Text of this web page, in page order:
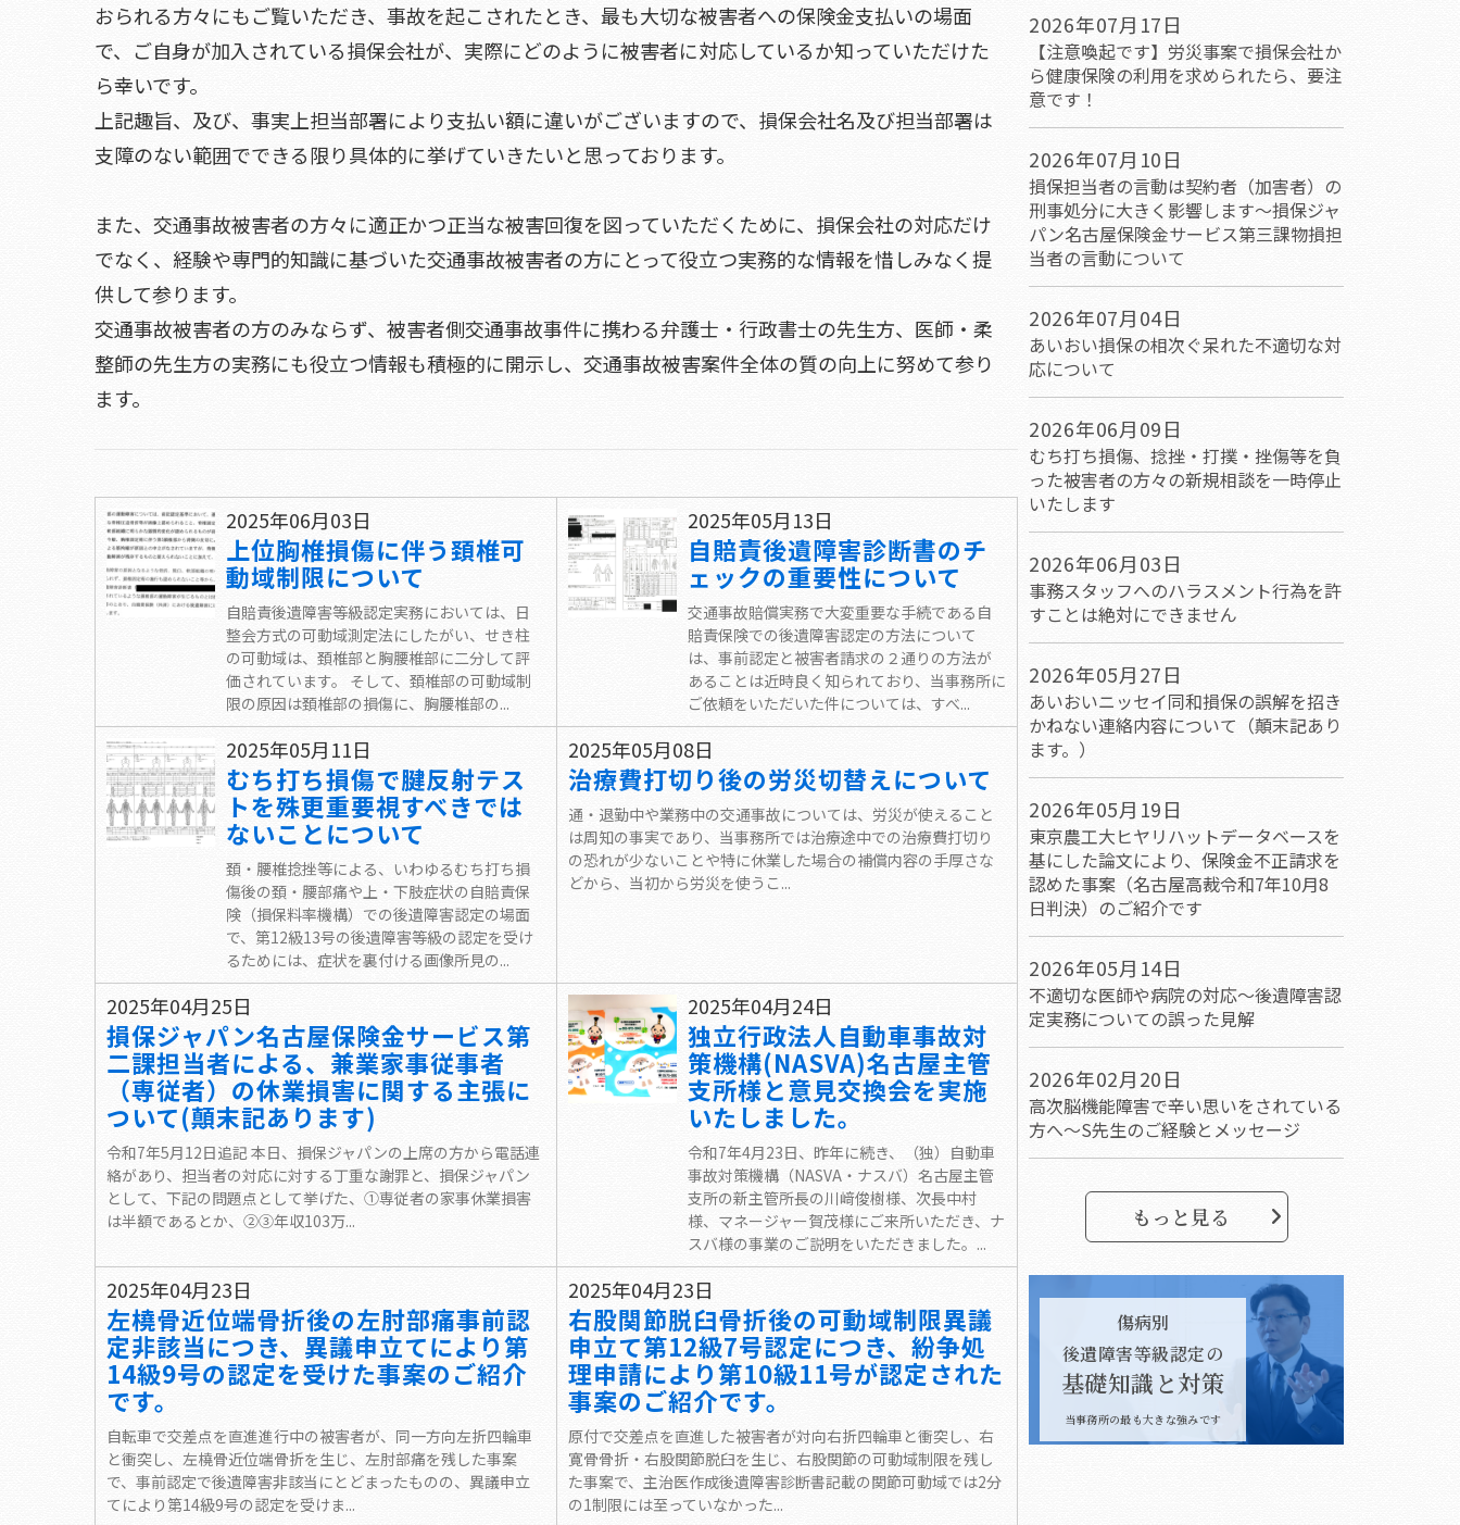
おられる方々にもご覧いただき、事故を起こされたとき、最も大切な被害者への保険金支払いの場面
で、ご自身が加入されている損保会社が、実際にどのように被害者に対応しているか知っていただけた
ら幸いです。
上記趣旨、及び、事実上担当部署により支払い額に違いがございますので、損保会社名及び担当部署は
支障のない範囲でできる限り具体的に挙げていきたいと思っております。
また、交通事故被害者の方々に適正かつ正当な被害回復を図っていただくために、損保会社の対応だけ
でなく、経験や専門的知識に基づいた交通事故被害者の方にとって役立つ実務的な情報を惜しみなく提
供して参ります。
交通事故被害者の方のみならず、被害者側交通事故事件に携わる弁護士・行政書士の先生方、医師・柔
整師の先生方の実務にも役立つ情報も積極的に開示し、交通事故被害案件全体の質の向上に努めて参り
ます。
2025年06月03日
上位胸椎損傷に伴う頚椎可
動域制限について
自賠責後遺障害等級認定実務においては、日
整会方式の可動域測定法にしたがい、せき柱
の可動域は、頚椎部と胸腰椎部に二分して評
価されています。 そして、頚椎部の可動域制
限の原因は頚椎部の損傷に、胸腰椎部の...
2025年05月13日
自賠責後遺障害診断書のチ
ェックの重要性について
交通事故賠償実務で大変重要な手続である自
賠責保険での後遺障害認定の方法について
は、事前認定と被害者請求の２通りの方法が
あることは近時良く知られており、当事務所に
ご依頼をいただいた件については、すべ...
2025年05月11日
むち打ち損傷で腱反射テス
トを殊更重要視すべきでは
ないことについて
頚・腰椎捻挫等による、いわゆるむち打ち損
傷後の頚・腰部痛や上・下肢症状の自賠責保
険（損保料率機構）での後遺障害認定の場面
で、第12級13号の後遺障害等級の認定を受け
るためには、症状を裏付ける画像所見の...
2025年05月08日
治療費打切り後の労災切替えについて
通・退勤中や業務中の交通事故については、労災が使えること
は周知の事実であり、当事務所では治療途中での治療費打切り
の恐れが少ないことや特に休業した場合の補償内容の手厚さな
どから、当初から労災を使うこ...
2025年04月25日
損保ジャパン名古屋保険金サービス第
二課担当者による、兼業家事従事者
（専従者）の休業損害に関する主張に
ついて(顛末記あります)
令和7年5月12日追記 本日、損保ジャパンの上席の方から電話連
絡があり、担当者の対応に対する丁重な謝罪と、損保ジャパン
として、下記の問題点として挙げた、①専従者の家事休業損害
は半額であるとか、②③年収103万...
2025年04月24日
独立行政法人自動車事故対
策機構(NASVA)名古屋主管
支所様と意見交換会を実施
いたしました。
令和7年4月23日、昨年に続き、（独）自動車
事故対策機構（NASVA・ナスバ）名古屋主管
支所の新主管所長の川﨑俊樹様、次長中村
様、マネージャー賀茂様にご来所いただき、ナ
スバ様の事業のご説明をいただきました。...
2025年04月23日
左橈骨近位端骨折後の左肘部痛事前認
定非該当につき、異議申立てにより第
14級9号の認定を受けた事案のご紹介
です。
自転車で交差点を直進進行中の被害者が、同一方向左折四輪車
と衝突し、左橈骨近位端骨折を生じ、左肘部痛を残した事案
で、事前認定で後遺障害非該当にとどまったものの、異議申立
てにより第14級9号の認定を受けま...
2025年04月23日
右股関節脱臼骨折後の可動域制限異議
申立て第12級7号認定につき、紛争処
理申請により第10級11号が認定された
事案のご紹介です。
原付で交差点を直進した被害者が対向右折四輪車と衝突し、右
寛骨骨折・右股関節脱臼を生じ、右股関節の可動域制限を残し
た事案で、主治医作成後遺障害診断書記載の関節可動域では2分
の1制限には至っていなかった...
2026年07月17日
【注意喚起です】労災事案で損保会社か
ら健康保険の利用を求められたら、要注
意です！
2026年07月10日
損保担当者の言動は契約者（加害者）の
刑事処分に大きく影響します～損保ジャ
パン名古屋保険金サービス第三課物損担
当者の言動について
2026年07月04日
あいおい損保の相次ぐ呆れた不適切な対
応について
2026年06月09日
むち打ち損傷、捻挫・打撲・挫傷等を負
った被害者の方々の新規相談を一時停止
いたします
2026年06月03日
事務スタッフへのハラスメント行為を許
すことは絶対にできません
2026年05月27日
あいおいニッセイ同和損保の誤解を招き
かねない連絡内容について（顛末記あり
ます。）
2026年05月19日
東京農工大ヒヤリハットデータベースを
基にした論文により、保険金不正請求を
認めた事案（名古屋高裁令和7年10月8
日判決）のご紹介です
2026年05月14日
不適切な医師や病院の対応～後遺障害認
定実務についての誤った見解
2026年02月20日
高次脳機能障害で辛い思いをされている
方へ～S先生のご経験とメッセージ
もっと見る
傷病別
後遺障害等級認定の
基礎知識と対策
当事務所の最も大きな強みです